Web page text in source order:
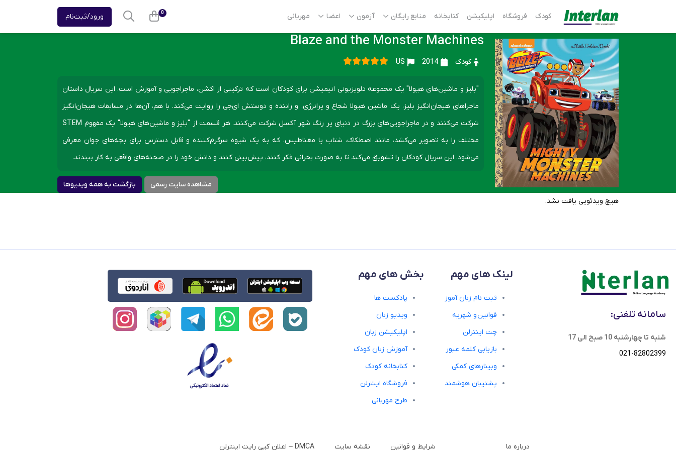
کودک فروشگاه اپلیکیشن کتابخانه منابع رایگان آزمون اعضا مهربانی 0 ورود/ثبت‌نام
Blaze and the Monster Machines
کودک 2014
US
"بلیز و ماشین‌های هیولا" یک مجموعه تلویزیونی انیمیشن برای کودکان است که ترکیبی از اکشن، ماجراجویی و آموزش است. این سریال داستان
ماجراهای هیجان‌انگیز بلیز، یک ماشین هیولا شجاع و پرانرژی، و راننده و دوستش ای‌جی را روایت می‌کند. با هم، آن‌ها در مسابقات هیجان‌انگیز
شرکت می‌کنند و در ماجراجویی‌های بزرگ در دنیای پر رنگ شهر آکسل شرکت می‌کنند. هر قسمت از "بلیز و ماشین‌های هیولا" یک مفهوم STEM
مختلف را به تصویر می‌کشد، مانند اصطکاک، شتاب یا مغناطیس، که به یک شیوه سرگرم‌کننده و قابل دسترس برای بچه‌های جوان معرفی
می‌شود. این سریال کودکان را تشویق می‌کند تا به صورت بحرانی فکر کنند، پیش‌بینی کنند و دانش خود را در صحنه‌های واقعی به کار ببندند.
مشاهده سایت رسمی
بازگشت به همه ویدیوها
هیچ ویدئویی یافت نشد.
سامانه تلفنی:
شنبه تا چهارشنبه 10 صبح الی 17
021-82802399
لینک های مهم
ثبت نام زبان آموز
قوانین و شهریه
چت اینترلن
بازیابی کلمه عبور
وبینارهای کمکی
پشتیبان هوشمند
بخش های مهم
پادکست ها
ویدیو زبان
اپلیکیشن زبان
آموزش زبان کودک
کتابخانه کودک
فروشگاه اینترلن
طرح مهربانی
درباره ما شرایط و قوانین نقشه سایت DMCA – اعلان کپی رایت اینترلن